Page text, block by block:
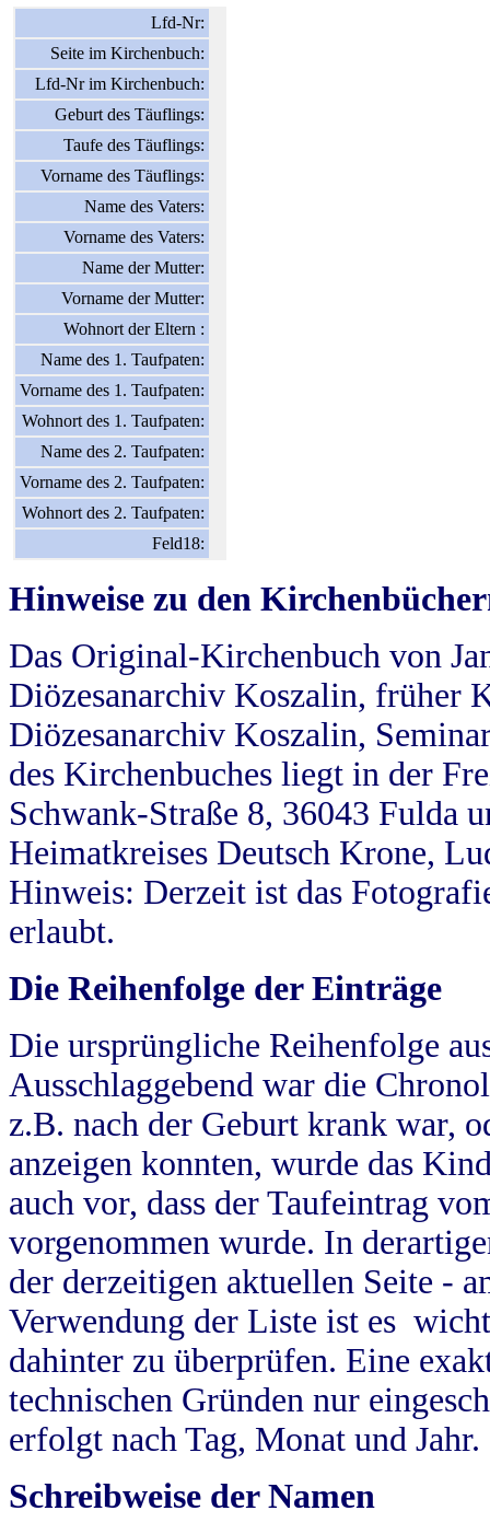
Lfd-Nr:
Seite im Kirchenbuch:
Lfd-Nr im Kirchenbuch:
Geburt des Täuflings:
Taufe des Täuflings:
Vorname des Täuflings:
Name des Vaters:
Vorname des Vaters:
Name der Mutter:
Vorname der Mutter:
Wohnort der Eltern :
Name des 1. Taufpaten:
Vorname des 1. Taufpaten:
Wohnort des 1. Taufpaten:
Name des 2. Taufpaten:
Vorname des 2. Taufpaten:
Wohnort des 2. Taufpaten:
Feld18:
Hinweise zu den
Das Original-Kirchenbuch von
Diözesanarchiv Koszalin, früher
Diözesanarchiv Koszalin,
des Kirchenbuches liegt in der
Schwank-Straße 8, 36043 Fulda
Heimatkreises Deutsch Krone,
Hinweis: Derzeit ist das
erlaubt.
Die Reihenfolge der Einträge
Die ursprüngliche Reihenfolge
Ausschlaggebend war die
z.B. nach der Geburt krank war,
anzeigen konnten, wurde das
auch vor, dass der Taufeintrag
vorgenommen wurde. In
der derzeitigen aktuellen Seite -
Verwendung der Liste ist es
dahinter zu überprüfen. Eine
technischen Gründen nur
erfolgt nach Tag, Monat und Jahr.
Schreibweise der Namen